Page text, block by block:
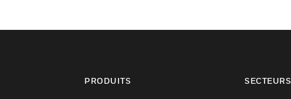
PRODUITS SECTEURS